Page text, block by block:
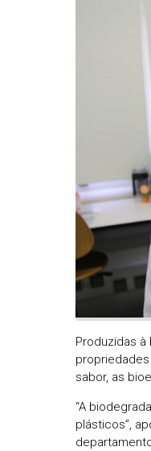
Produzidas
sabor, as
“A
plásticos”,